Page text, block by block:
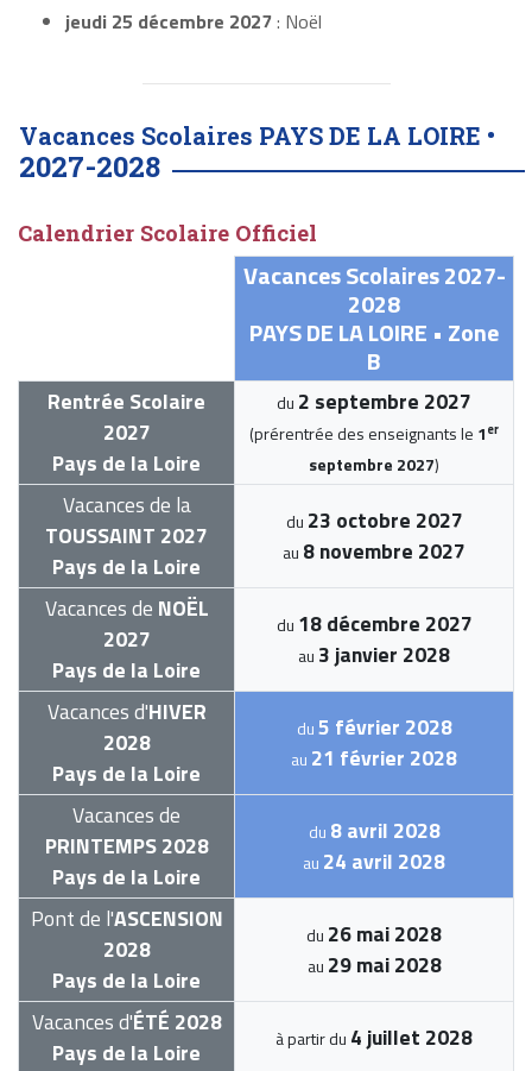
jeudi 25 décembre 2027: Noël
Vacances Scolaires PAYS DE LA LOIRE •
2027-2028
Calendrier Scolaire Officiel
Vacances Scolaires 2027-
2028
PAYS DE LA LOIRE • Zone
B
Rentrée Scolaire
2027
Pays de la Loire
du 2 septembre 2027
(prérentrée des enseignants le 1er
septembre 2027)
Vacances de la
TOUSSAINT 2027
Pays de la Loire
du 23 octobre 2027
au 8 novembre 2027
Vacances de NOËL
2027
Pays de la Loire
du 18 décembre 2027
au 3 janvier 2028
Vacances d'HIVER
2028
Pays de la Loire
du5 février 2028
au 21 février 2028
Vacances de
PRINTEMPS 2028
Pays de la Loire
du 8 avril 2028
au 24 avril 2028
Pont de l'ASCENSION
2028
Pays de la Loire
du 26 mai 2028
au 29 mai 2028
Vacances d'ÉTÉ 2028
Pays de la Loire
à partir du 4 juillet 2028